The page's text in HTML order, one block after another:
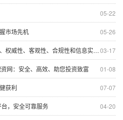
05-22
05-26
市场先机
03-17
合规性和信息实用性适合网站发布不超30字的标题
01-08
网：安全、高效、助您投资致富
07-07
获利
04-20
，安全可靠服务